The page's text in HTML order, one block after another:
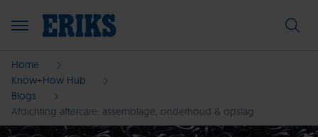
Home
Know+How Hub
Blogs
Afdichting aftercare: assemblage, onderhoud & opslag